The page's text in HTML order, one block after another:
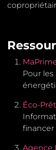
Pour
Éco-
financer
Agence